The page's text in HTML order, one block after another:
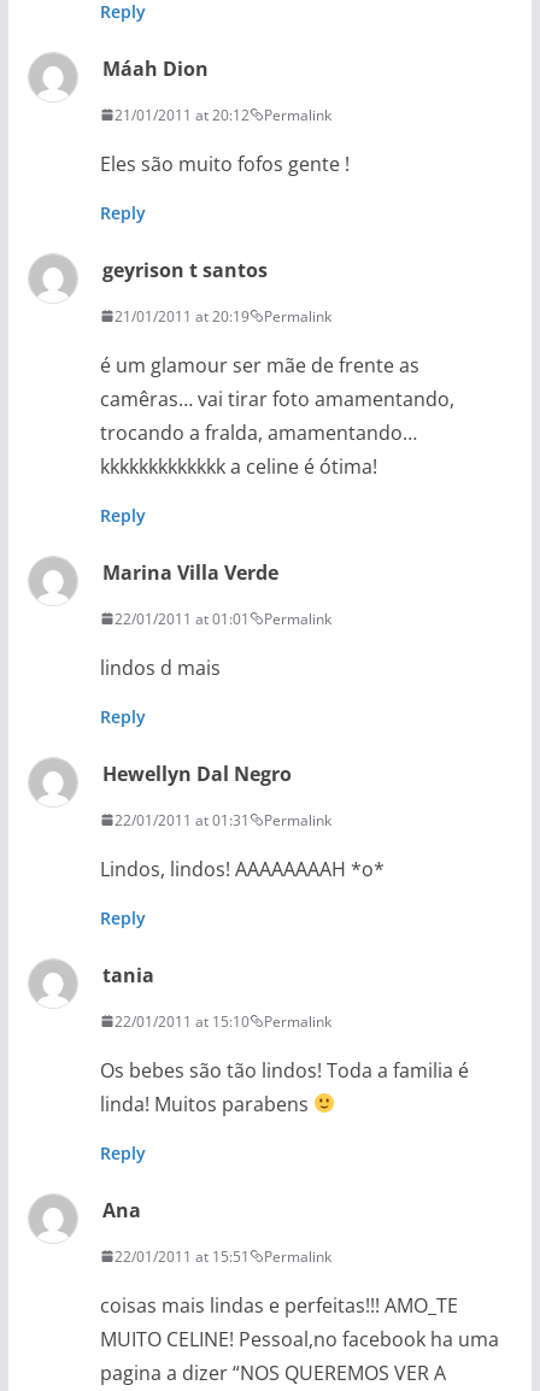
Reply
Máah Dion
21/01/2011 at 20:12 Permalink
Eles são muito fofos gente !
Reply
geyrison t santos
21/01/2011 at 20:19 Permalink
é um glamour ser mãe de frente as
camêras… vai tirar foto amamentando,
trocando a fralda, amamentando…
kkkkkkkkkkkkk a celine é ótima!
Reply
Marina Villa Verde
22/01/2011 at 01:01 Permalink
lindos d mais
Reply
Hewellyn Dal Negro
22/01/2011 at 01:31 Permalink
Lindos, lindos! AAAAAAAAH *o*
Reply
tania
22/01/2011 at 15:10 Permalink
Os bebes são tão lindos! Toda a familia é
linda! Muitos parabens
Reply
Ana
22/01/2011 at 15:51 Permalink
coisas mais lindas e perfeitas!!! AMO_TE
MUITO CELINE! Pessoal,no facebook ha uma
pagina a dizer “NOS QUEREMOS VER A